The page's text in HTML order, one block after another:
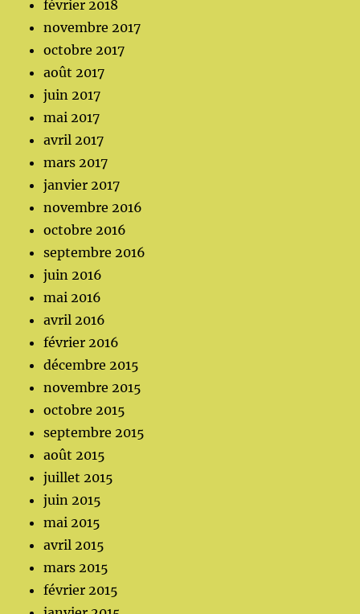
février 2018
novembre 2017
octobre 2017
août 2017
juin 2017
mai 2017
avril 2017
mars 2017
janvier 2017
novembre 2016
octobre 2016
septembre 2016
juin 2016
mai 2016
avril 2016
février 2016
décembre 2015
novembre 2015
octobre 2015
septembre 2015
août 2015
juillet 2015
juin 2015
mai 2015
avril 2015
mars 2015
février 2015